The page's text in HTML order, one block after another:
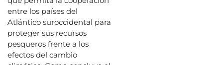
entre los países del
Atlántico suroccidental para
proteger sus recursos
pesqueros frente a los
efectos del cambio